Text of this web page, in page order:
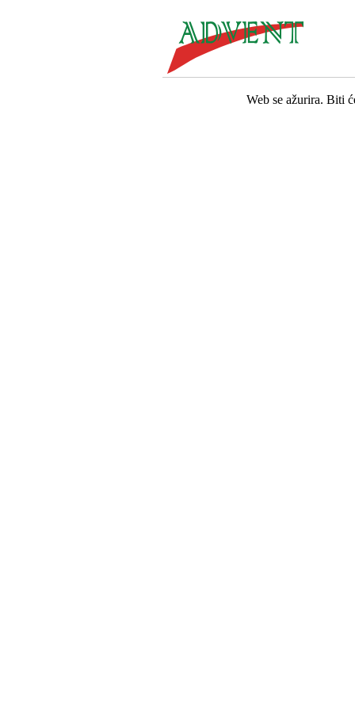
Web se ažurira. Biti